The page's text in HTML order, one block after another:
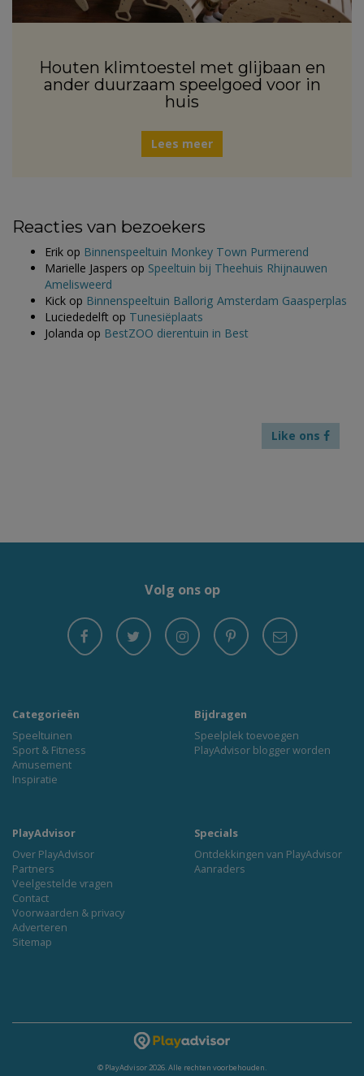
Houten klimtoestel met glijbaan en
ander duurzaam speelgoed voor in
huis
Lees meer
Reacties van bezoekers
Erik op Binnenspeeltuin Monkey Town Purmerend
Marielle Jaspers op Speeltuin bij Theehuis Rhijnauwen
Amelisweerd
Kick op Binnenspeeltuin Ballorig Amsterdam Gaasperplas
Luciededelft op Tunesiëplaats
Jolanda op BestZOO dierentuin in Best
Like ons
Volg ons op
Categorieën
Speeltuinen
Sport & Fitness
Amusement
Inspiratie
Bijdragen
Speelplek toevoegen
PlayAdvisor blogger worden
PlayAdvisor
Over PlayAdvisor
Partners
Veelgestelde vragen
Contact
Voorwaarden & privacy
Adverteren
Sitemap
Specials
Ontdekkingen van PlayAdvisor
Aanraders
© PlayAdvisor 2026. Alle rechten voorbehouden.